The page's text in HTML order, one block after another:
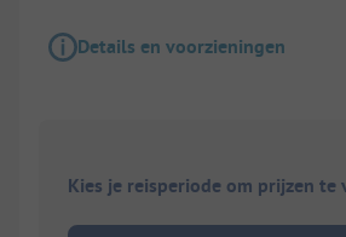
Details en voorzieningen
Kies je reisperiode om prijzen te